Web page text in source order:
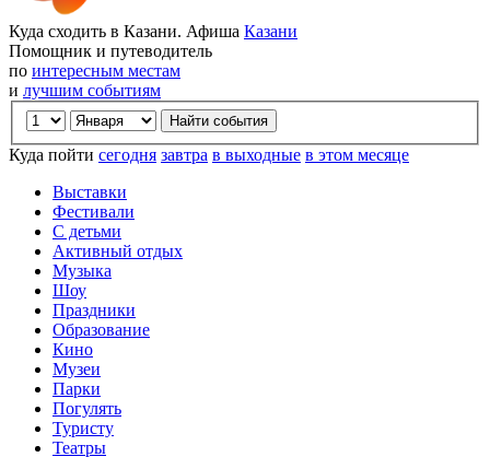
Куда сходить в Казани. Афиша Казани
Помощник и путеводитель
по интересным местам
и лучшим событиям
Куда пойти сегодня завтра в выходные в этом месяце
Выставки
Фестивали
С детьми
Активный отдых
Музыка
Шоу
Праздники
Образование
Кино
Музеи
Парки
Погулять
Туристу
Театры